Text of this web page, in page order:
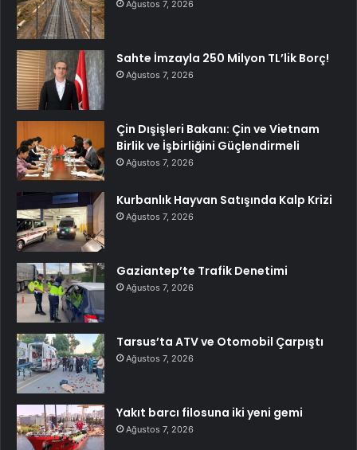
Ağustos 7, 2026
Sahte İmzayla 250 Milyon TL’lik Borç!
Ağustos 7, 2026
Çin Dışişleri Bakanı: Çin ve Vietnam
Birlik ve İşbirliğini Güçlendirmeli
Ağustos 7, 2026
Kurbanlık Hayvan Satışında Kalp Krizi
Ağustos 7, 2026
Gaziantep’te Trafik Denetimi
Ağustos 7, 2026
Tarsus’ta ATV ve Otomobil Çarpıştı
Ağustos 7, 2026
Yakıt barcı filosuna iki yeni gemi
Ağustos 7, 2026